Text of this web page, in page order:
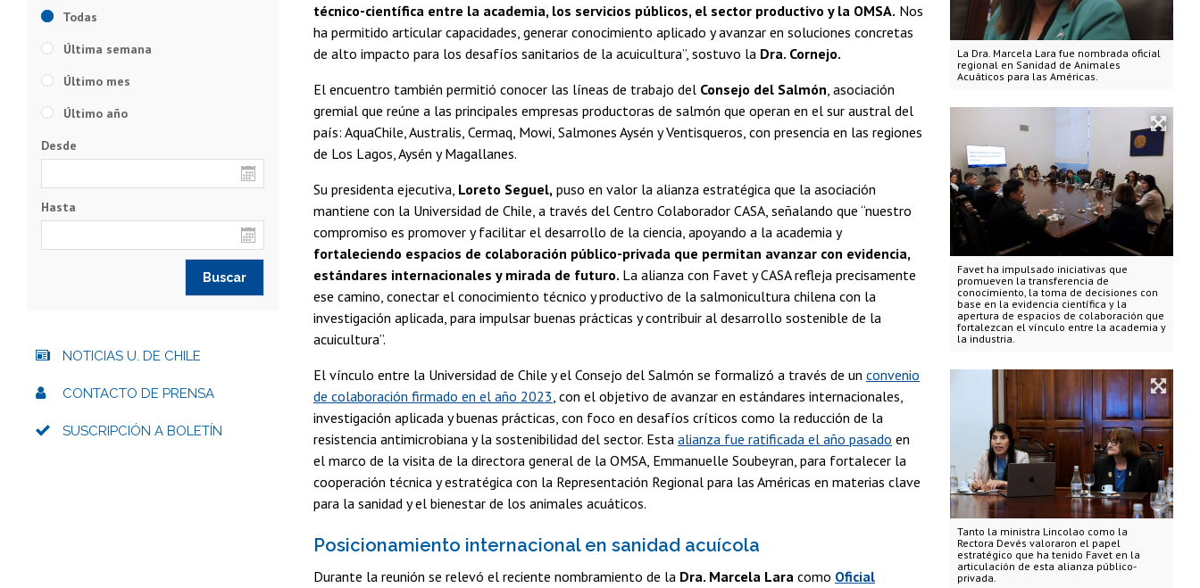
La Dra. Marcela Lara fue nombrada oficial
regional en Sanidad de Animales
Acuáticos para las Américas.
Favet ha impulsado iniciativas que
promueven la transferencia de
conocimiento, la toma de decisiones con
base en la evidencia científica y la
apertura de espacios de colaboración que
fortalezcan el vínculo entre la academia y
la industria.
Tanto la ministra Lincolao como la
Rectora Devés valoraron el papel
estratégico que ha tenido Favet en la
articulación de esta alianza público-
privada.
técnico-científica entre la academia, los servicios públicos, el sector productivo y la OMSA. Nos
ha permitido articular capacidades, generar conocimiento aplicado y avanzar en soluciones concretas
de alto impacto para los desafíos sanitarios de la acuicultura”, sostuvo la Dra. Cornejo.
El encuentro también permitió conocer las líneas de trabajo del Consejo del Salmón , asociación
gremial que reúne a las principales empresas productoras de salmón que operan en el sur austral del
país: AquaChile, Australis, Cermaq, Mowi, Salmones Aysén y Ventisqueros, con presencia en las regiones
de Los Lagos, Aysén y Magallanes.
Su presidenta ejecutiva, Loreto Seguel, puso en valor la alianza estratégica que la asociación
mantiene con la Universidad de Chile, a través del Centro Colaborador CASA, señalando que “nuestro
compromiso es promover y facilitar el desarrollo de la ciencia, apoyando a la academia y
fortaleciendo espacios de colaboración público-privada que permitan avanzar con evidencia,
estándares internacionales y mirada de futuro. La alianza con Favet y CASA refleja precisamente
ese camino, conectar el conocimiento técnico y productivo de la salmonicultura chilena con la
investigación aplicada, para impulsar buenas prácticas y contribuir al desarrollo sostenible de la
acuicultura”.
El vínculo entre la Universidad de Chile y el Consejo del Salmón se formalizó a través de un convenio
de colaboración firmado en el año 2023 , con el objetivo de avanzar en estándares internacionales,
investigación aplicada y buenas prácticas, con foco en desafíos críticos como la reducción de la
resistencia antimicrobiana y la sostenibilidad del sector. Esta alianza fue ratificada el año pasado en
el marco de la visita de la directora general de la OMSA, Emmanuelle Soubeyran, para fortalecer la
cooperación técnica y estratégica con la Representación Regional para las Américas en materias clave
para la sanidad y el bienestar de los animales acuáticos.
Posicionamiento internacional en sanidad acuícola
Durante la reunión se relevó el reciente nombramiento de la Dra. Marcela Lara como Oficial
Todas
Última semana
Último mes
Último año
Desde
Hasta
NOTICIAS U. DE CHILE
CONTACTO DE PRENSA
SUSCRIPCIÓN A BOLETÍN